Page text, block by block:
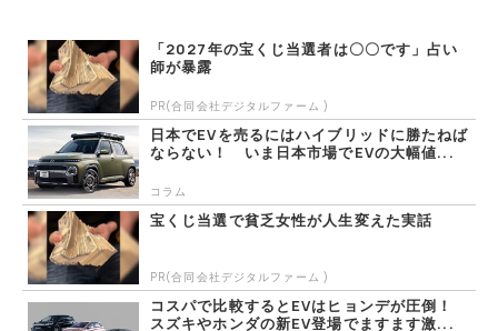
「2027年の宝くじ当選者は〇〇です」占い
師が暴露
PR(合同会社デジタルファーム )
日本でEVを売るにはハイブリッドに勝たねば
ならない！ いま日本市場でEVの大幅値...
コラム
宝くじ当選で貧乏女性が人生変えた実話
PR(合同会社デジタルファーム )
コスパで比較するとEVはヒョンデが圧倒！
スズキやホンダの新EV登場でますます激...